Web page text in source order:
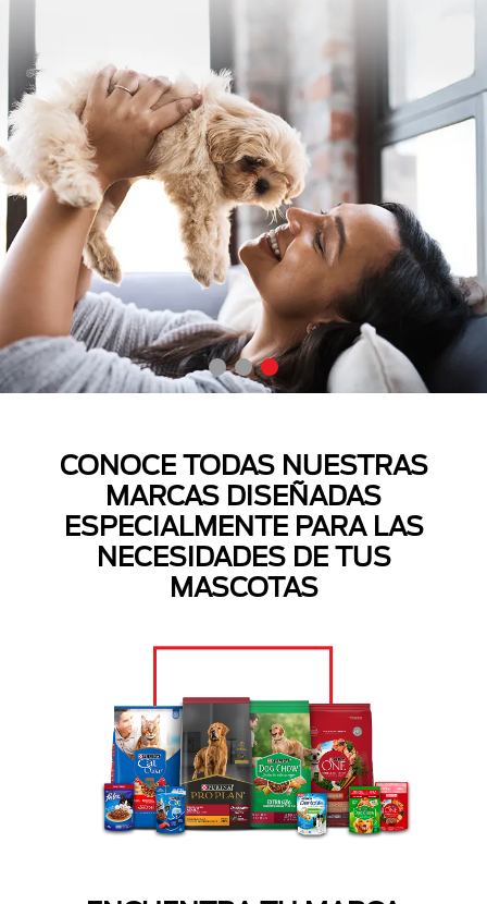
CONOCE TODAS NUESTRAS
MARCAS DISEÑADAS
ESPECIALMENTE PARA LAS
NECESIDADES DE TUS
MASCOTAS